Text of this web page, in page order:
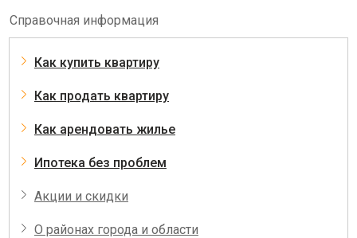
Справочная информация
Как купить квартиру
Как продать квартиру
Как арендовать жилье
Ипотека без проблем
Акции и скидки
О районах города и области